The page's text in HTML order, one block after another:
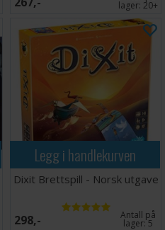
lager: 20+
Legg i handlekurven
Dixit Brettspill - Norsk utgave
298,- Antall på
lager:5